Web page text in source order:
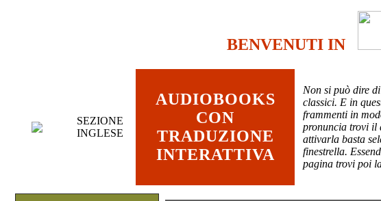
BENVENUTI IN
SEZIONE
INGLESE
AUDIOBOOKS
CON
TRADUZIONE
INTERATTIVA
Non si può dire
classici. E in
frammenti in
pronuncia trovi il
attivarla basta
finestrella.
pagina trovi poi